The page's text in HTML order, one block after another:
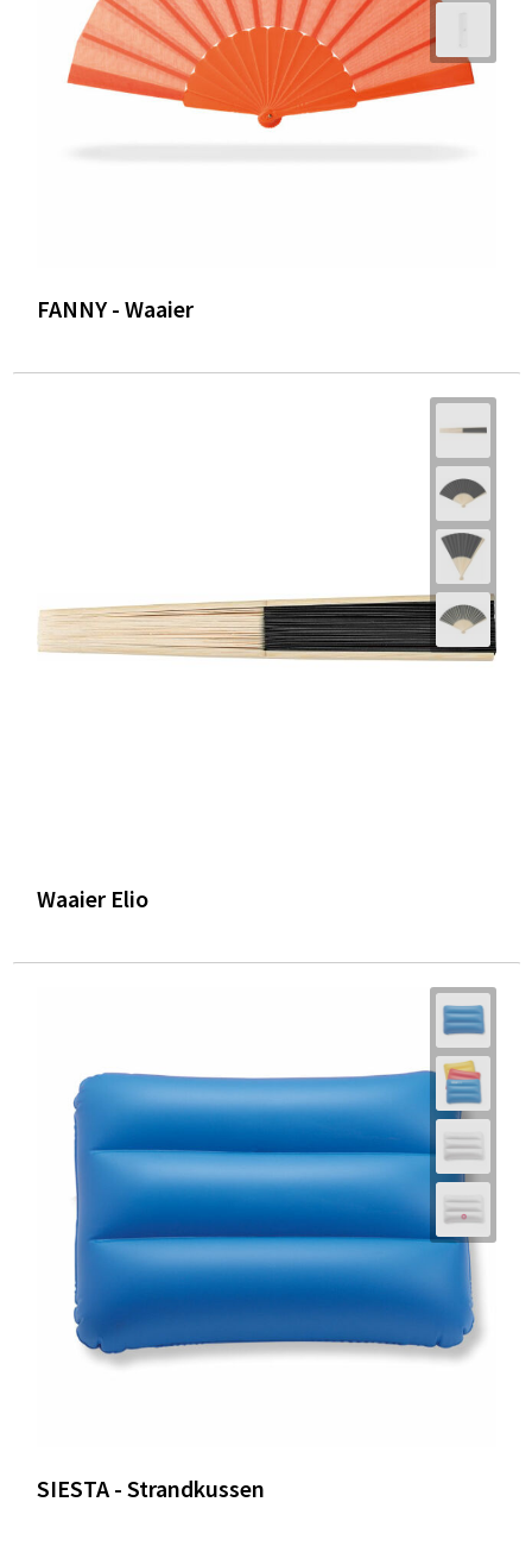
FANNY - Waaier
Waaier Elio
SIESTA - Strandkussen